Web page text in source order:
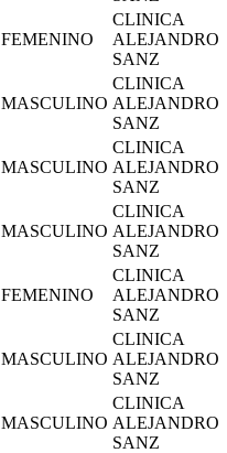
FEMENINO
CLINICA
ALEJANDRO
SANZ
MASCULINO
CLINICA
ALEJANDRO
SANZ
MASCULINO
CLINICA
ALEJANDRO
SANZ
MASCULINO
CLINICA
ALEJANDRO
SANZ
FEMENINO
CLINICA
ALEJANDRO
SANZ
MASCULINO
CLINICA
ALEJANDRO
SANZ
MASCULINO
CLINICA
ALEJANDRO
SANZ